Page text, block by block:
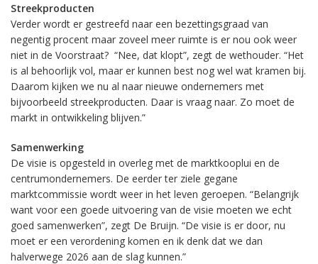
Streekproducten
Verder wordt er gestreefd naar een bezettingsgraad van
negentig procent maar zoveel meer ruimte is er nou ook weer
niet in de Voorstraat? “Nee, dat klopt”, zegt de wethouder. “Het
is al behoorlijk vol, maar er kunnen best nog wel wat kramen bij.
Daarom kijken we nu al naar nieuwe ondernemers met
bijvoorbeeld streekproducten. Daar is vraag naar. Zo moet de
markt in ontwikkeling blijven.”
Samenwerking
De visie is opgesteld in overleg met de marktkooplui en de
centrumondernemers. De eerder ter ziele gegane
marktcommissie wordt weer in het leven geroepen. “Belangrijk
want voor een goede uitvoering van de visie moeten we echt
goed samenwerken”, zegt De Bruijn. “De visie is er door, nu
moet er een verordening komen en ik denk dat we dan
halverwege 2026 aan de slag kunnen.”